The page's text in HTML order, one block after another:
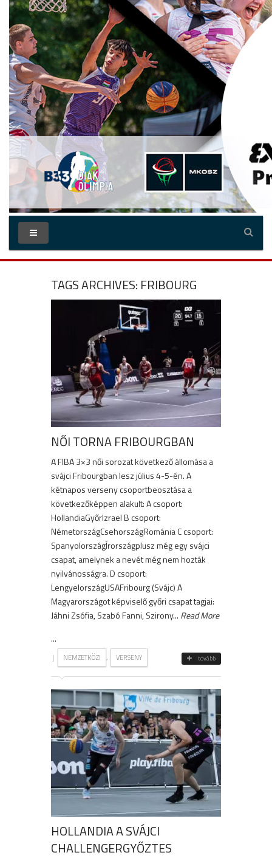
TAGS ARCHIVES: FRIBOURG
NŐI TORNA FRIBOURGBAN
A FIBA 3×3 női sorozat következő állomása a
svájci Fribourgban lesz július 4-5-én. A
kétnapos verseny csoportbeosztása a
következőképpen alakult: A csoport:
HollandiaGyőrIzrael B csoport:
NémetországCsehországRománia C csoport:
SpanyolországÍrországplusz még egy svájci
csapat, amelynek a nevét még nem hozták
nyilvánosságra. D csoport:
LengyelországUSAFribourg (Svájc) A
Magyarországot képviselő győri csapat tagjai:
Jáhni Zsófia, Szabó Fanni, Szirony... Read More
...
| NEMZETKÖZI , VERSENY tovább
HOLLANDIA A SVÁJCI
CHALLENGERGYŐZTES